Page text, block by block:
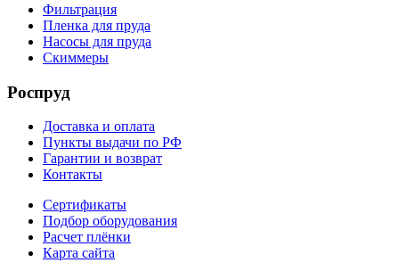
Фильтрация
Пленка для пруда
Насосы для пруда
Скиммеры
Роспруд
Доставка и оплата
Пункты выдачи по РФ
Гарантии и возврат
Контакты
Сертификаты
Подбор оборудования
Расчет плёнки
Карта сайта